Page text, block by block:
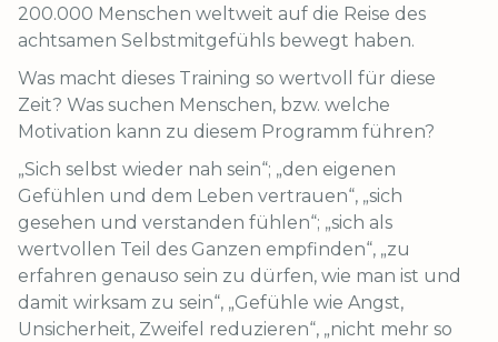
200.000 Menschen weltweit auf die Reise des
achtsamen Selbstmitgefühls bewegt haben.
Was macht dieses Training so wertvoll für diese
Zeit? Was suchen Menschen, bzw. welche
Motivation kann zu diesem Programm führen?
„Sich selbst wieder nah sein“; „den eigenen
Gefühlen und dem Leben vertrauen“, „sich
gesehen und verstanden fühlen“; „sich als
wertvollen Teil des Ganzen empfinden“, „zu
erfahren genauso sein zu dürfen, wie man ist und
damit wirksam zu sein“, „Gefühle wie Angst,
Unsicherheit, Zweifel reduzieren“, „nicht mehr so